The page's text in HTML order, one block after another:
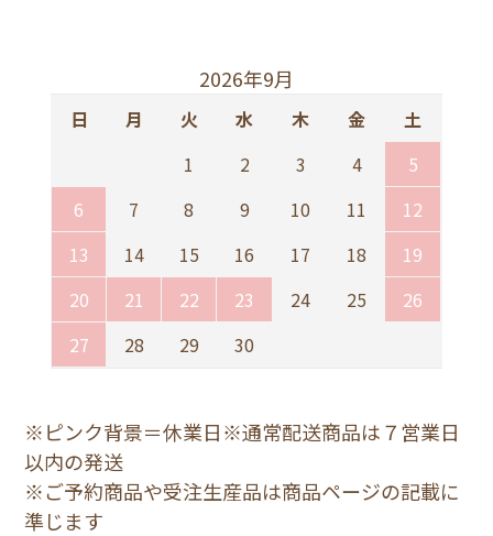
2026年9月
日 月 火 水 木 金
土
1
2 3 4
5
6
7 8 9 10 11
12
13
14 15 16 17 18
19
20
21 22 23 24 25
26
27
28 29 30
※ピンク背景＝休業日※通常配送商品は７営業日
以内の発送
※ご予約商品や受注生産品は商品ページの記載に
準じます